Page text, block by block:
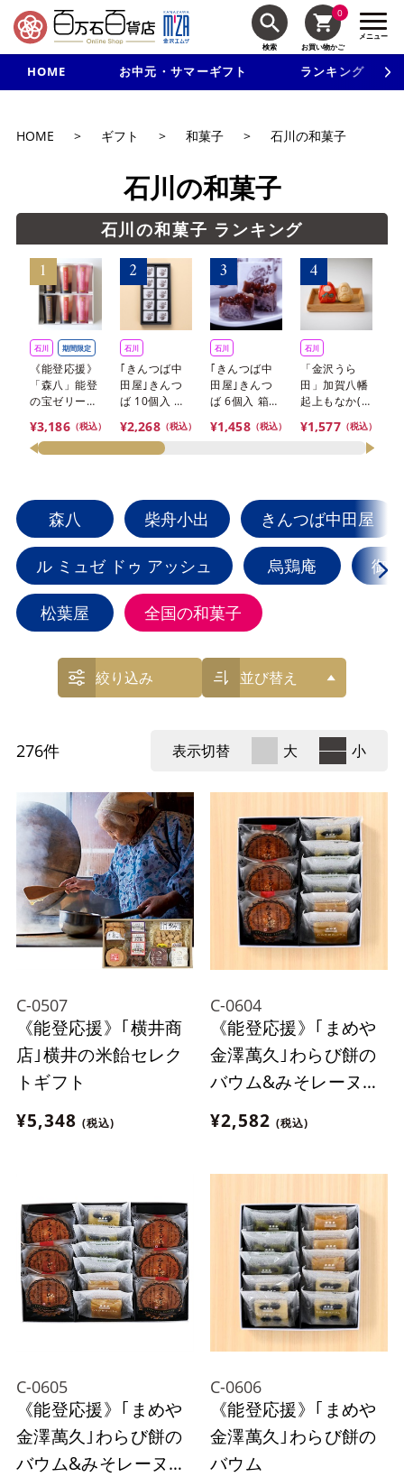
検索
0
お買い物かご
メニュー
HOME お中元・サマーギフト ランキング
新規入会で3千円以上で使える500円クーポンを進呈！
HOME > ギフト > 和菓子 > 石川の和菓子
石川の和菓子
石川の和菓子 ランキング
石川 期間限定
《能登応援》
「森八」能登
の宝ゼリー詰
【おまとめ便
対象】
¥3,186（税込）
石川
｢きんつば中
田屋｣きんつ
ば 10個入 箱
対象】
¥2,268（税込）
石川
｢きんつば中
田屋｣きんつ
ば 6個入 箱
対象】
¥1,458（税込）
石川
「金沢うら
田」加賀八幡
起上もなか(7
とめ便対象】
¥1,577（税込）
森八 柴舟小出 きんつば中田屋
ル ミュゼ ドゥ アッシュ 烏鶏庵 御
松葉屋 全国の和菓子
絞り込み 並び替え
276件 表示切替 大 小
C-0507
《能登応援》｢横井商
店｣横井の米飴セレク
トギフト
¥5,348 (税込)
C-0604
《能登応援》｢まめや
金澤萬久｣わらび餅の
バウム&みそレーヌセ
ット
¥2,582 (税込)
C-0605
《能登応援》｢まめや
金澤萬久｣わらび餅の
バウム&みそレーヌセ
C-0606
《能登応援》｢まめや
金澤萬久｣わらび餅の
バウム